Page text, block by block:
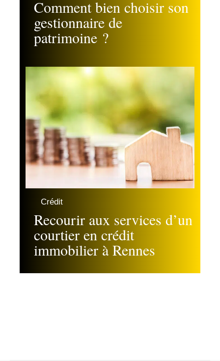
Comment bien choisir son
gestionnaire de
patrimoine ?
Crédit
Recourir aux services d’un
courtier en crédit
immobilier à Rennes